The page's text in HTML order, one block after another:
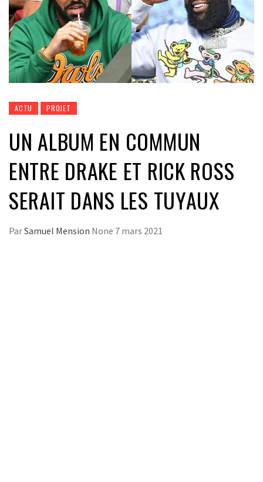
ACTU PROJET
UN ALBUM EN COMMUN
ENTRE DRAKE ET RICK ROSS
SERAIT DANS LES TUYAUX
ParSamuel Mension None 7 mars 2021